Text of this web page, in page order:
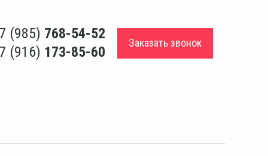
(985) 768-54-52
(916) 173-85-60
Заказать звонок